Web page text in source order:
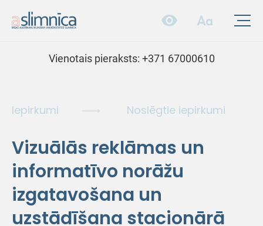
Vienotais pieraksts: +371 67000610
Iepirkumi Noslēgtie iepirkumi
Vizuālās reklāmas un
informatīvo norāžu
izgatavošana un
uzstādīšana stacionārā